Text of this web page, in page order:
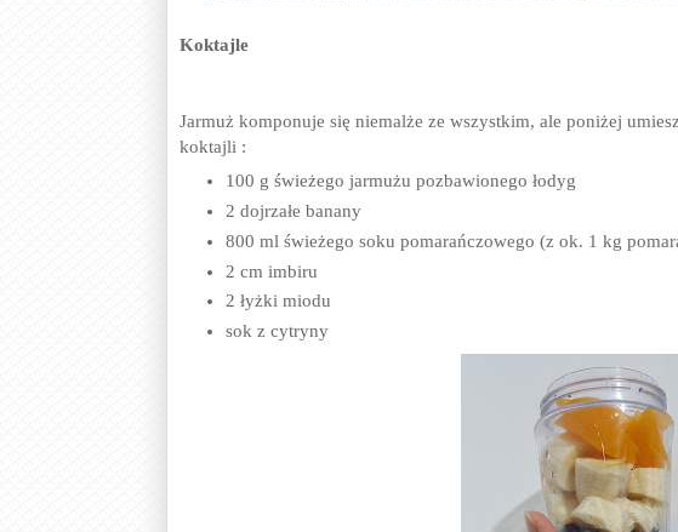
Koktajle
Jarmuż komponuje się niemalże ze wszystkim, ale poniżej
koktajli :
100 g świeżego jarmużu pozbawionego łodyg
2 dojrzałe banany
800 ml świeżego soku pomarańczowego (z ok. 1 kg
2 cm imbiru
2 łyżki miodu
sok z cytryny